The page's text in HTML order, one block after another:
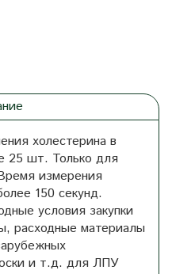
холестерина в
25 шт. Только для
измерения
150 секунд.
условия закупки
расходные материалы
и т.д. для ЛПУ